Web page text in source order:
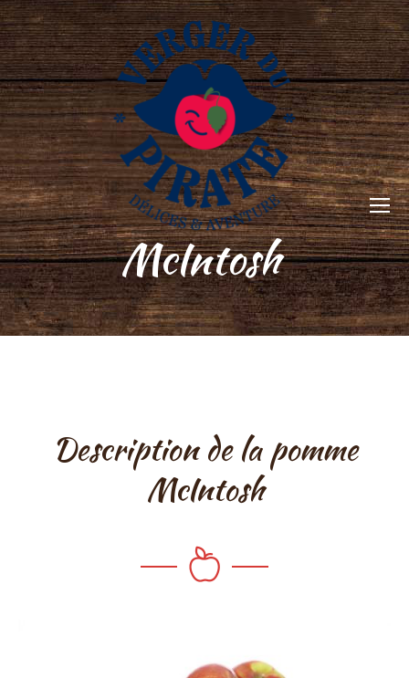
McIntosh
Description de la pomme
McIntosh